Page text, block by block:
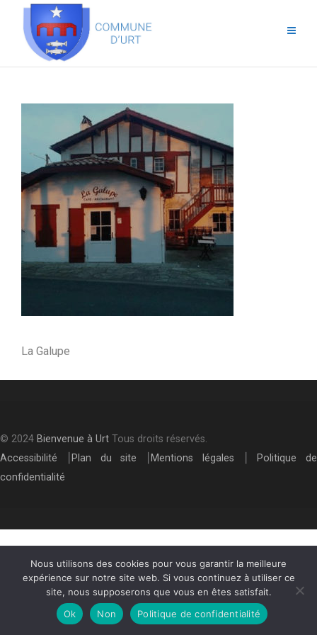
La Galupe
© 2024 Bienvenue à Urt Tous droits réservés.
Accessibilité
Plan du site Mentions légales
Politique de
confidentialité
Nous utilisons des cookies pour vous garantir la meilleure
expérience sur notre site web. Si vous continuez à utiliser ce
site, nous supposerons que vous en êtes satisfait.
Ok
Non Politique de confidentialité